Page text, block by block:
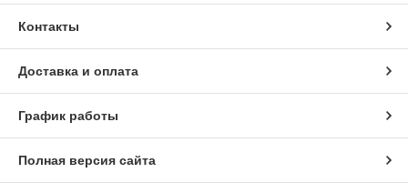
Контакты
Доставка и оплата
График работы
Полная версия сайта